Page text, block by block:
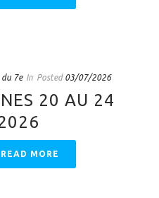
du 7e In Posted 03/07/2026
20 AU 24
READ MORE